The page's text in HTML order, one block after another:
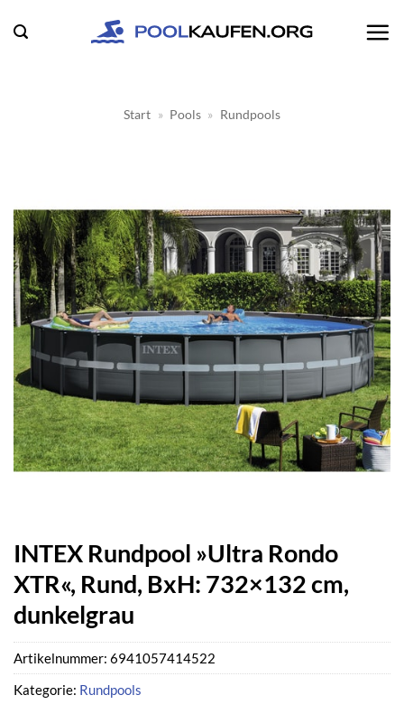
Inhalt
Start » Pools » Rundpools
INTEX Rundpool »Ultra Rondo
XTR«, Rund, BxH: 732×132 cm,
dunkelgrau
Artikelnummer: 6941057414522
Kategorie: Rundpools